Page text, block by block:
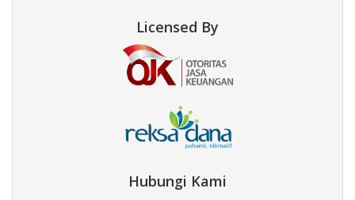
Licensed By
Hubungi Kami